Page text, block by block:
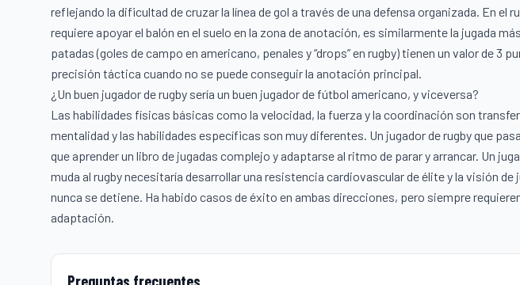
reflejando la dificultad de cruzar la línea de gol a través de una defensa organizada. En el
requiere apoyar el balón en el suelo en la zona de anotación, es similarmente la jugada
patadas (goles de campo en americano, penales y “drops” en rugby) tienen un valor de 3
precisión táctica cuando no se puede conseguir la anotación principal.
¿Un buen jugador de rugby sería un buen jugador de fútbol americano, y viceversa?
Las habilidades físicas básicas como la velocidad, la fuerza y la coordinación son
mentalidad y las habilidades específicas son muy diferentes. Un jugador de rugby que
que aprender un libro de jugadas complejo y adaptarse al ritmo de parar y arrancar. Un
muda al rugby necesitaría desarrollar una resistencia cardiovascular de élite y la visión de
nunca se detiene. Ha habido casos de éxito en ambas direcciones, pero siempre
adaptación.